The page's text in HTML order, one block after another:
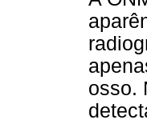
osso.